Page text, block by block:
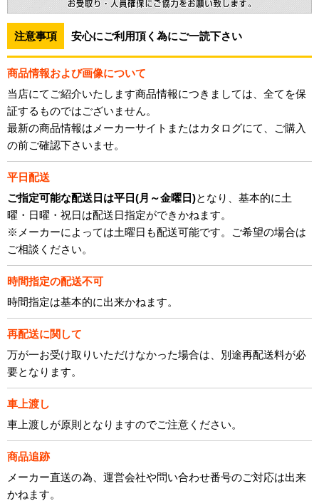
注意事項 安心にご利用頂く為にご一読下さい
商品情報および画像について
当店にてご紹介いたします商品情報につきましては、全てを保
証するものではございません。
最新の商品情報はメーカーサイトまたはカタログにて、ご購入
の前ご確認下さいませ。
平日配送
ご指定可能な配送日は平日(月～金曜日)となり、基本的に土
曜・日曜・祝日は配送日指定ができかねます。
※メーカーによっては土曜日も配送可能です。ご希望の場合は
ご相談ください。
時間指定の配送不可
時間指定は基本的に出来かねます。
再配送に関して
万が一お受け取りいただけなかった場合は、別途再配送料が必
要となります。
車上渡し
車上渡しが原則となりますのでご注意ください。
商品追跡
メーカー直送の為、運営会社や問い合わせ番号のご対応は出来
かねます。